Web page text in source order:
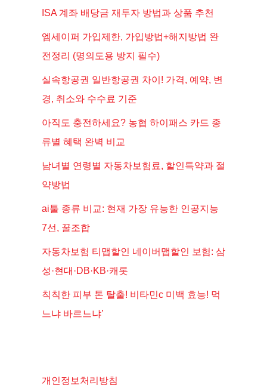
ISA 계좌 배당금 재투자 방법과 상품 추천
엠세이퍼 가입제한, 가입방법+해지방법 완
전정리 (명의도용 방지 필수)
실속항공권 일반항공권 차이! 가격, 예약, 변
경, 취소와 수수료 기준
아직도 충전하세요? 농협 하이패스 카드 종
류별 혜택 완벽 비교
남녀별 연령별 자동차보험료, 할인특약과 절
약방법
ai툴 종류 비교: 현재 가장 유능한 인공지능
7선, 꿀조합
자동차보험 티맵할인 네이버맵할인 보험: 삼
성·현대·DB·KB·캐롯
칙칙한 피부 톤 탈출! 비타민c 미백 효능! 먹
느냐 바르느냐’
개인정보처리방침